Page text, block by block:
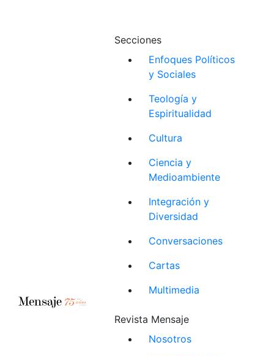
Secciones
Enfoques Políticos
y Sociales
Teología y
Espiritualidad
Cultura
Ciencia y
Medioambiente
Integración y
Diversidad
Conversaciones
Cartas
Multimedia
Revista Mensaje
Nosotros